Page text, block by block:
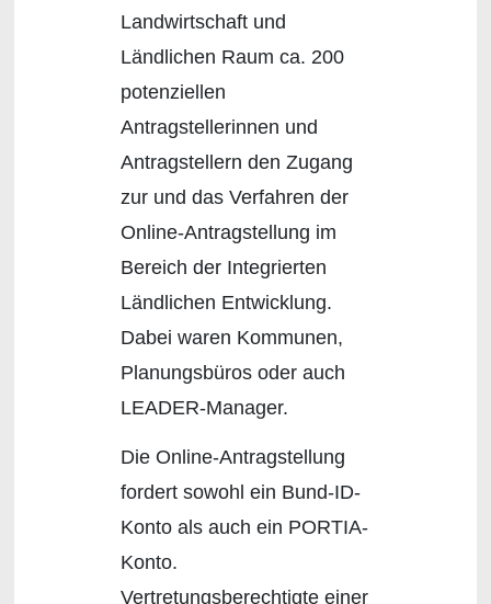
Landwirtschaft und
Ländlichen Raum ca. 200
potenziellen
Antragstellerinnen und
Antragstellern den Zugang
zur und das Verfahren der
Online-Antragstellung im
Bereich der Integrierten
Ländlichen Entwicklung.
Dabei waren Kommunen,
Planungsbüros oder auch
LEADER-Manager.
Die Online-Antragstellung
fordert sowohl ein Bund-ID-
Konto als auch ein PORTIA-
Konto.
Vertretungsberechtigte einer